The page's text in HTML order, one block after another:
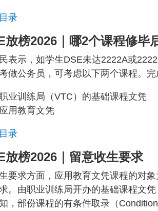
录
放榜2026｜哪2个课程修毕
表示，如学生DSE未达2222A或
做公务员，可考虑以下两个课程。
业训练局（VTC）的基础课程文凭
应用教育文凭
录
放榜2026｜留意收生要求
要求方面，应用教育文凭课程的对
。由职业训练局开办的基础课程文
，部份课程的有条件取录（